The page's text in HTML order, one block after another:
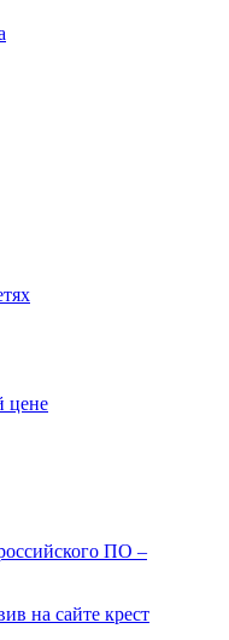
цене
ПО –
на сайте крест